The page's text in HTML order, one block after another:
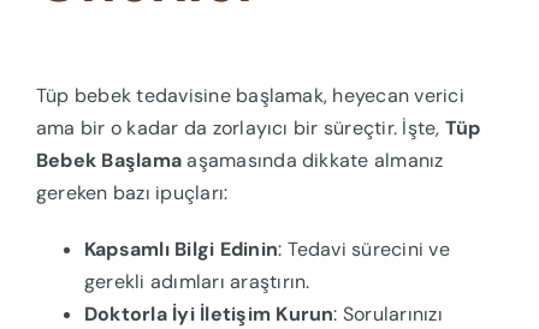
Tüp bebek tedavisine başlamak, heyecan verici
ama bir o kadar da zorlayıcı bir süreçtir. İşte, Tüp
Bebek Başlamaaşamasında dikkate almanız
gereken bazı ipuçları:
Kapsamlı Bilgi Edinin: Tedavi sürecini ve
gerekli adımları araştırın.
Doktorla İyi İletişim Kurun: Sorularınızı